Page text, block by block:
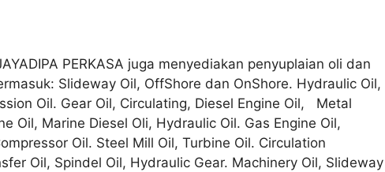
PERKASA juga menyediakan penyuplaian oli dan
Slideway Oil, OffShore dan OnShore. Hydraulic Oil,
Oil. Gear Oil, Circulating, Diesel Engine Oil, Metal
Oil, Marine Diesel Oli, Hydraulic Oil. Gas Engine Oil,
Oil. Steel Mill Oil, Turbine Oil. Circulation
Oil, Spindel Oil, Hydraulic Gear. Machinery Oil, Slideway